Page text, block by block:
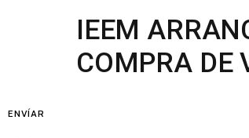
IEEM
COMPRA DE
ENVÍAR